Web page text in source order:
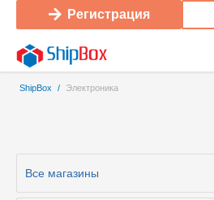
Регистрация
ShipBox / Электроника
Все магазины